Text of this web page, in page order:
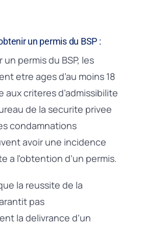
un permis du BSP :
permis du BSP, les
etre ages d’au moins 18
aux criteres d’admissibilite
de la securite privee
condamnations
avoir une incidence
a l’obtention d’un permis.
la reussite de la
pas
la delivrance d’un